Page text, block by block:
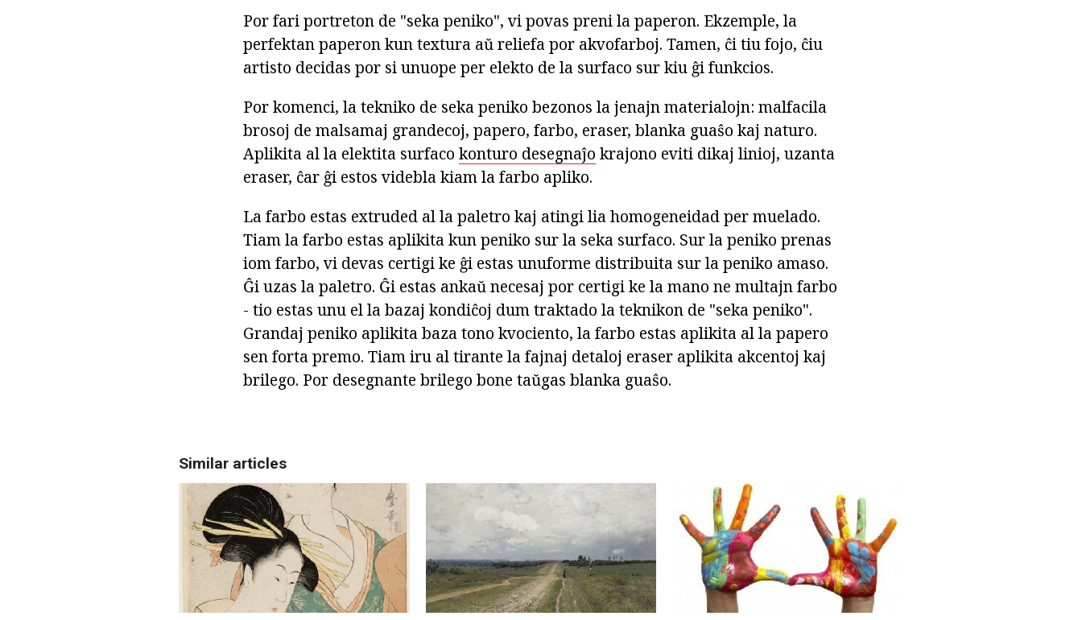
Por fari portreton de "seka peniko", vi povas preni la paperon. Ekzemple, la
perfektan paperon kun textura aŭ reliefa por akvofarboj. Tamen, ĉi tiu fojo, ĉiu
artisto decidas por si unuope per elekto de la surfaco sur kiu ĝi funkcios.
Por komenci, la tekniko de seka peniko bezonos la jenajn materialojn: malfacila
brosoj de malsamaj grandecoj, papero, farbo, eraser, blanka guaŝo kaj naturo.
Aplikita al la elektita surfaco konturo desegnaĵo krajono eviti dikaj linioj, uzanta
eraser, ĉar ĝi estos videbla kiam la farbo apliko.
La farbo estas extruded al la paletro kaj atingi lia homogeneidad per muelado.
Tiam la farbo estas aplikita kun peniko sur la seka surfaco. Sur la peniko prenas
iom farbo, vi devas certigi ke ĝi estas unuforme distribuita sur la peniko amaso.
Ĝi uzas la paletro. Ĝi estas ankaŭ necesaj por certigi ke la mano ne multajn farbo
- tio estas unu el la bazaj kondiĉoj dum traktado la teknikon de "seka peniko".
Grandaj peniko aplikita baza tono kvociento, la farbo estas aplikita al la papero
sen forta premo. Tiam iru al tirante la fajnaj detaloj eraser aplikita akcentoj kaj
brilego. Por desegnante brilego bone taŭgas blanka guaŝo.
Similar articles